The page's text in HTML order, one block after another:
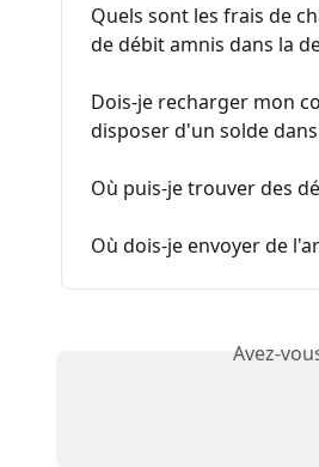
Quels sont les frais de
de débit amnis dans la
Dois-je recharger mon
disposer d'un solde
Où puis-je trouver des
Où dois-je envoyer de
Avez-